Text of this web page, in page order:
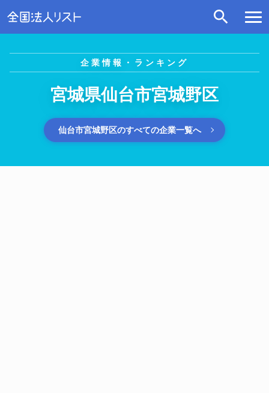
企業情報・ランキング
宮城県仙台市宮城野区
仙台市宮城野区のすべての企業一覧へ